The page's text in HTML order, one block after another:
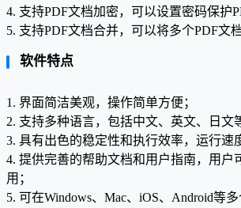
4. 支持PDF文档加密，可以设置密码保护
5. 支持PDF文档合并，可以将多个PDF文
软件特点
1. 界面简洁美观，操作简单方便；
2. 支持多种语言，包括中文、英文、日文
3. 具有出色的稳定性和执行效率，运行速
4. 提供完善的帮助文档和用户指南，用户
用；
5. 可在Windows、Mac、iOS、Android等